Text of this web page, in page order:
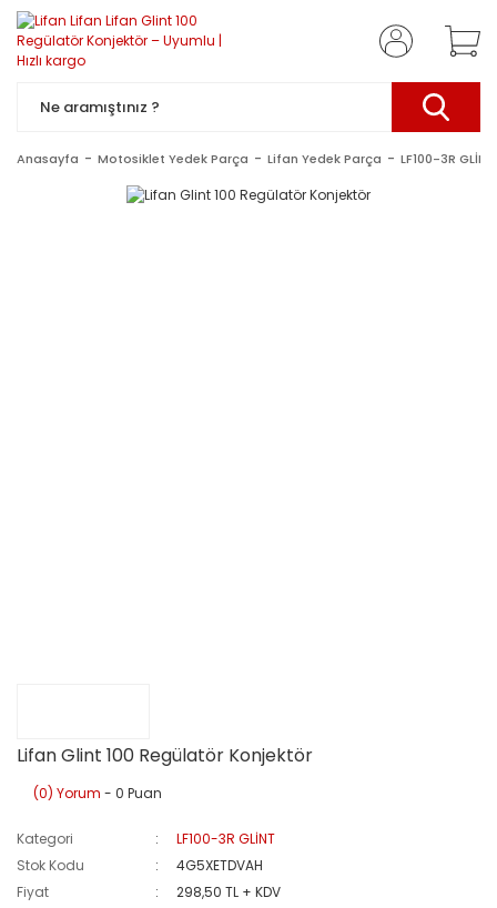
Anasayfa Motosiklet Yedek Parça Lifan Yedek Parça LF100-3R GLİNT
Lifan Glint 100 Regülatör Konjektör
(0) Yorum - 0 Puan
Kategori
LF100-3R GLİNT
Stok Kodu
4G5XETDVAH
Fiyat
298,50 TL + KDV